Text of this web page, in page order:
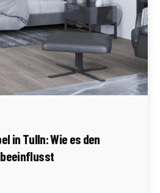
Tulln (AT)
in Tulln: Wie es den